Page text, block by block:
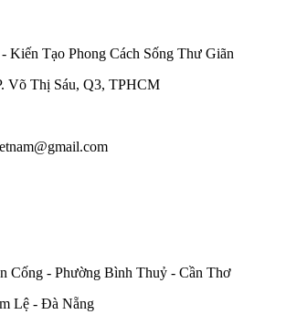
Kiến Tạo Phong Cách Sống Thư Giãn
Võ Thị Sáu, Q3, TPHCM
Cống - Phường Bình Thuỷ - Cần Thơ
Lệ - Đà Nẵng